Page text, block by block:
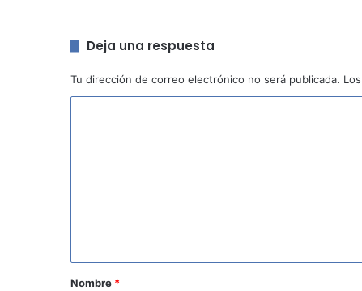
Deja una respuesta
Tu dirección de correo electrónico no será publicada.
r
Nombre *